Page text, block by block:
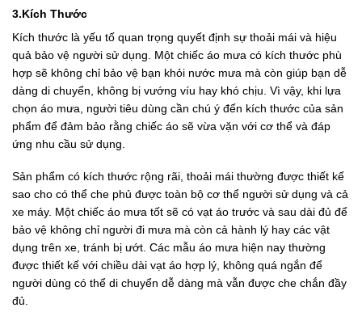
3.Kích Thước
Kích thước là yếu tố quan trọng quyết định sự thoải mái và hiệu
quả bảo vệ người sử dụng. Một chiếc áo mưa có kích thước phù
hợp sẽ không chỉ bảo vệ bạn khỏi nước mưa mà còn giúp bạn dễ
dàng di chuyển, không bị vướng víu hay khó chịu. Vì vậy, khi lựa
chọn áo mưa, người tiêu dùng cần chú ý đến kích thước của sản
phẩm để đảm bảo rằng chiếc áo sẽ vừa vặn với cơ thể và đáp
ứng nhu cầu sử dụng.
Sản phẩm có kích thước rộng rãi, thoải mái thường được thiết kế
sao cho có thể che phủ được toàn bộ cơ thể người sử dụng và cả
xe máy. Một chiếc áo mưa tốt sẽ có vạt áo trước và sau dài đủ để
bảo vệ không chỉ người đi mưa mà còn cả hành lý hay các vật
dụng trên xe, tránh bị ướt. Các mẫu áo mưa hiện nay thường
được thiết kế với chiều dài vạt áo hợp lý, không quá ngắn để
người dùng có thể di chuyển dễ dàng mà vẫn được che chắn đầy
đủ.